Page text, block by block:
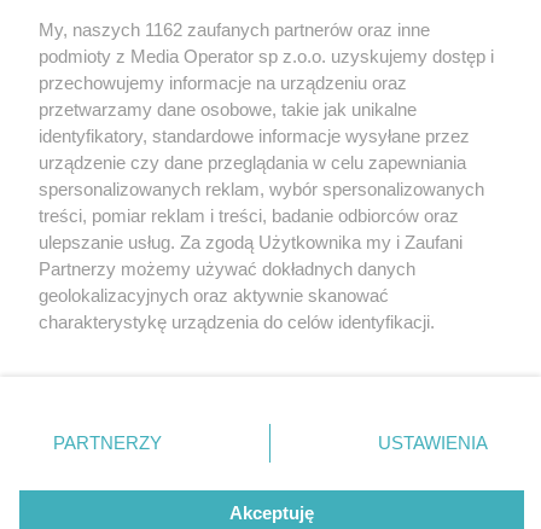
3 / 4
Remonty i
termomodernizacje
Wydawca mediów lokalnych
Nie zapomnij
zapoznać się z:
polityką prywatności regulamin korzystania z portali
Twojemiasto
Piekary Śląskie
Chorzów
Tarnowskie Góry
Gliwice
Skontakuj sięz nami
Kontakt
Wydawca
Redakcja
My, naszych 1162 zaufanych partnerów oraz inne
podmioty z Media Operator sp z.o.o. uzyskujemy dostęp i
przechowujemy informacje na urządzeniu oraz
przetwarzamy dane osobowe, takie jak unikalne
identyfikatory, standardowe informacje wysyłane przez
urządzenie czy dane przeglądania w celu zapewniania
spersonalizowanych reklam, wybór spersonalizowanych
treści, pomiar reklam i treści, badanie odbiorców oraz
ulepszanie usług. Za zgodą Użytkownika my i Zaufani
Partnerzy możemy używać dokładnych danych
geolokalizacyjnych oraz aktywnie skanować
charakterystykę urządzenia do celów identyfikacji.
zmienić/wycofać klikając przycisk ustawień prywatności
znajdujący się w lewym dolnym rogu strony
rodzaje przetwarzania danych nie wymagają zgody
użytkownika, ale masz prawo sprzeciwić się takiemu
PARTNERZY USTAWIENIA
Akceptuję